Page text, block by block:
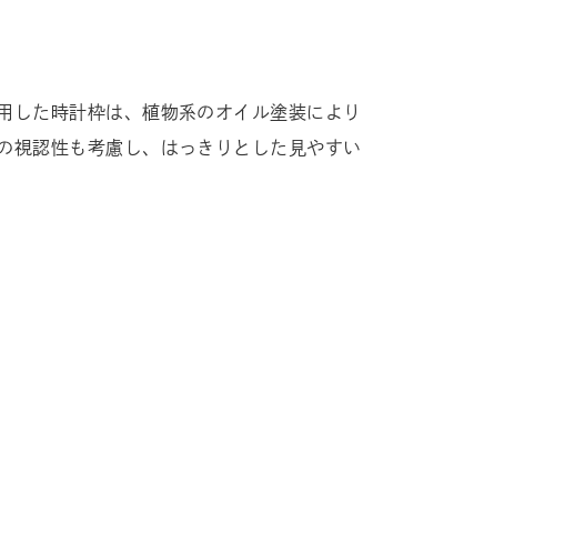
た時計枠は、植物系のオイル塗装により
視認性も考慮し、はっきりとした見やすい